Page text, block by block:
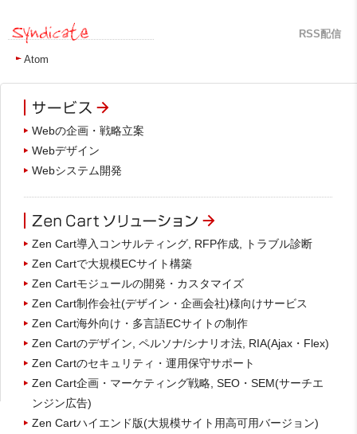
RSS配信
Atom
Webの企画・戦略立案
Webデザイン
Webシステム開発
Zen Cart導入コンサルティング, RFP作成, トラブル診断
Zen Cartで大規模ECサイト構築
Zen Cartモジュールの開発・カスタマイズ
Zen Cart制作会社(デザイン・企画会社)様向けサービス
Zen Cart海外向け・多言語ECサイトの制作
Zen Cartのデザイン, ペルソナ/シナリオ法, RIA(Ajax・Flex)
Zen Cartのセキュリティ・運用保守サポート
Zen Cart企画・マーケティング戦略, SEO・SEM(サーチエ
ンジン広告)
Zen Cartハイエンド版(大規模サイト用高可用バージョン)